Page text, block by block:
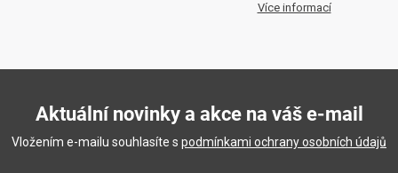
Více informací
Aktuální novinky a akce na váš e-mail
Vložením e-mailu souhlasíte s podmínkami ochrany osobních údajů